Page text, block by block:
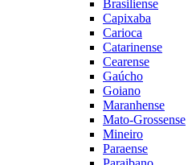
Brasiliense
Capixaba
Carioca
Catarinense
Cearense
Gaúcho
Goiano
Maranhense
Mato-Grossense
Mineiro
Paraense